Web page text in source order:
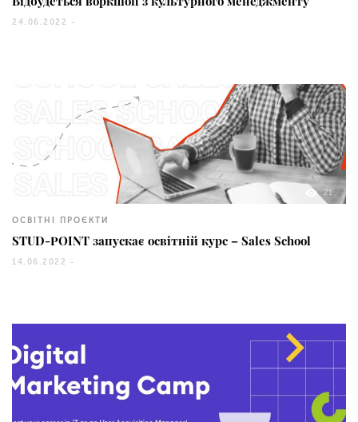
24.06.2022 -
21
ОСВІТНІ ПРОЄКТИ
STUD-POINT запускає освітній курс – Sales School
14.06.2022 -